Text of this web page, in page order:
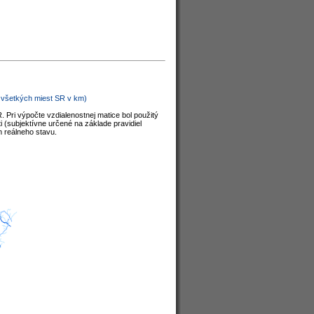
miest SR v km)
výpočte vzdialenostnej matice bol použitý
(subjektívne určené na základe pravidiel
stavu.